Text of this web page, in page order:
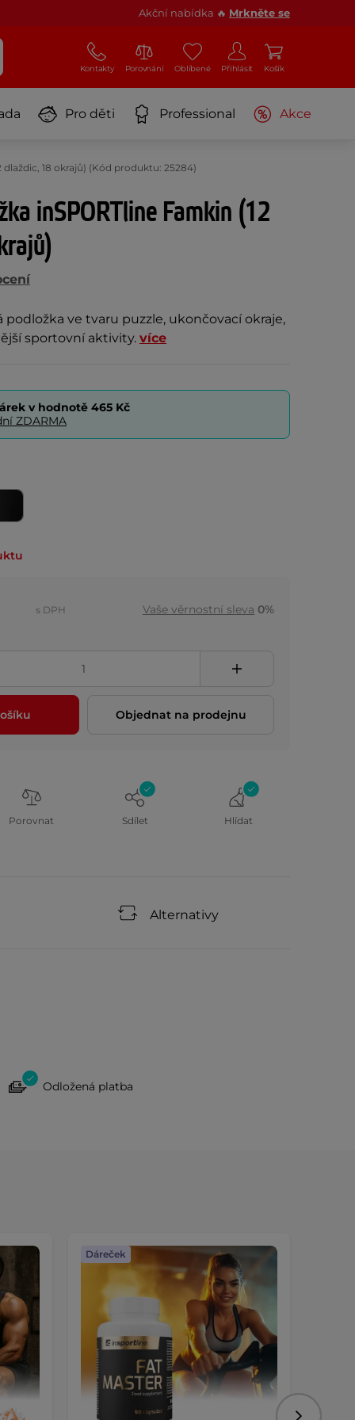
Akční nabídka 🔥 Mrkněte se
Kontakty Porovnání Oblíbené Přihlásit Košík
Pro děti Professional Akce
dlaždic, 18 okrajů) (Kód produktu: 25284)
inSPORTline Famkin (12
podložka ve tvaru puzzle, ukončovací okraje,
sportovní aktivity. více
v hodnotě 465 Kč
ZDARMA
s DPH Vaše věrnostní sleva 0%
Objednat na prodejnu
Porovnat Sdílet Hlídat
Alternativy
Odložená platba
Dáreček